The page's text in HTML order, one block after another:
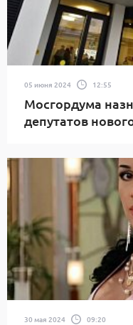
05 июня 2024 12:55
Мосгордума
депутатов
30 мая 2024 09:20